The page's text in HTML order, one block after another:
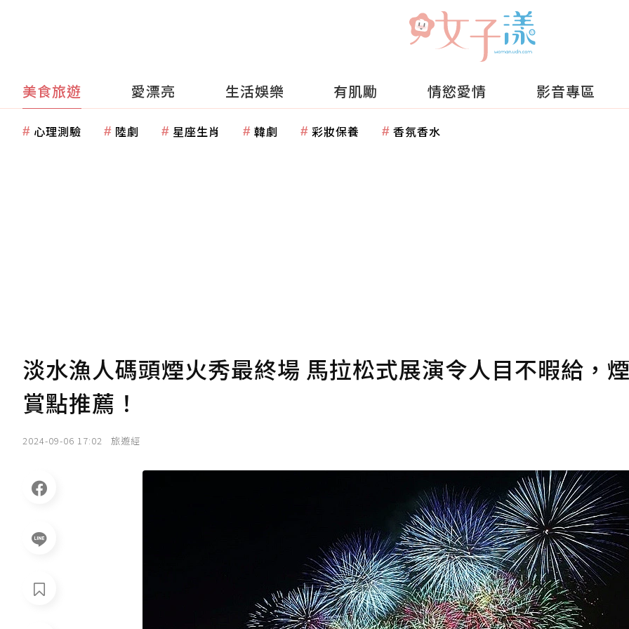
美食旅遊 愛漂亮 生活娛樂 有肌勵 情慾愛情 影音專區
心理測驗 陸劇 星座生肖 韓劇 彩妝保養 香氛香水
淡水漁人碼頭煙火秀最終場 馬拉松式展演令人目不暇給，
賞點推薦！
2024-09-06 17:02 旅遊經